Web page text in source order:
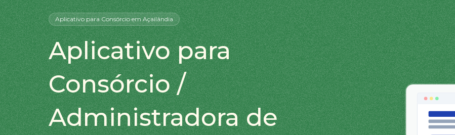
Aplicativopara Consórcioem Açailândia
Aplicativo para
Consórcio /
Administradora de